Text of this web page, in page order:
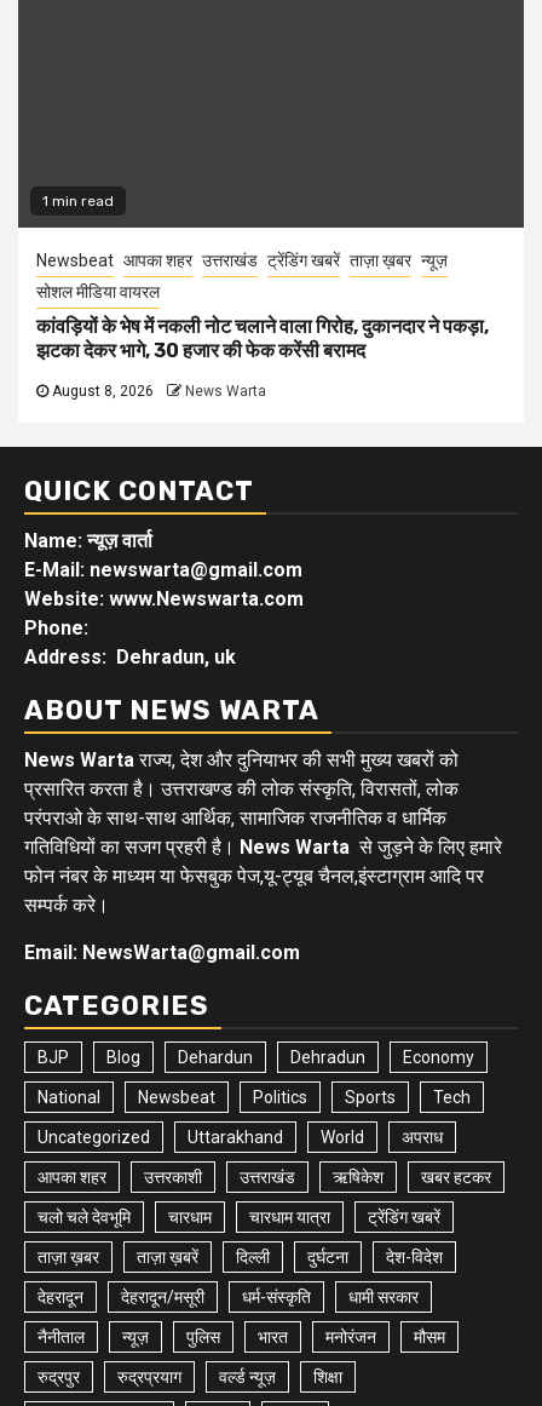
1 min read
Newsbeat आपका शहर उत्तराखंड ट्रेंडिंग खबरें ताज़ा ख़बर न्यूज़
सोशल मीडिया वायरल
कांवड़ियों के भेष में नकली नोट चलाने वाला गिरोह, दुकानदार ने पकड़ा,
झटका देकर भागे, 30 हजार की फेक करेंसी बरामद
August 8, 2026 News Warta
QUICK CONTACT
Name: न्यूज़ वार्ता
E-Mail: newswarta@gmail.com
Website: www.Newswarta.com
Phone:
Address: Dehradun, uk
ABOUT NEWS WARTA
News Wartaराज्य, देश और दुनियाभर की सभी मुख्य खबरों को
प्रसारित करता है। उत्तराखण्ड की लोक संस्कृति, विरासतों, लोक
परंपराओ के साथ-साथ आर्थिक, सामाजिक राजनीतिक व धार्मिक
गतिविधियों का सजग प्रहरी है। News Warta से जुड़ने के लिए हमारे
फोन नंबर के माध्यम या फेसबुक पेज,यू-ट्यूब चैनल,इंस्टाग्राम आदि पर
सम्पर्क करे।
Email: NewsWarta@gmail.com
CATEGORIES
BJP Blog Dehardun Dehradun Economy
National Newsbeat Politics Sports Tech
Uncategorized Uttarakhand World अपराध
आपका शहर उत्तरकाशी उत्तराखंड ऋषिकेश खबर हटकर
चलो चले देवभूमि चारधाम चारधाम यात्रा ट्रेंडिंग खबरें
ताज़ा ख़बर ताज़ा ख़बरें दिल्ली दुर्घटना देश-विदेश
देहरादून देहरादून/मसूरी धर्म-संस्कृति धामी सरकार
नैनीताल न्यूज़ पुलिस भारत मनोरंजन मौसम
रुद्रपुर रुद्रप्रयाग वर्ल्ड न्यूज़ शिक्षा